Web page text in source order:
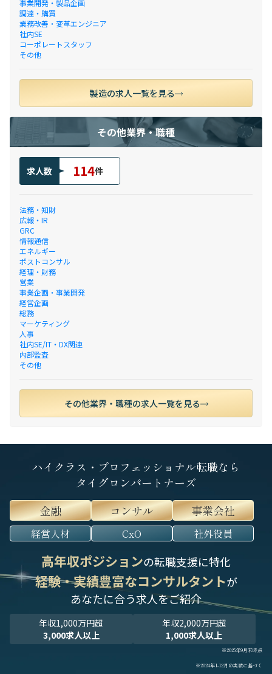
事業開発・製品企画
調達・購買
業務改善・変革エンジニア
社内SE
コーポレートスタッフ
その他
製造の求人一覧を見る
その他業界・職種
求人数 114件
法務・知財
広報・IR
GRC
情報通信
エネルギー
ポストコンサル
経理・財務
営業
事業企画・事業開発
経営企画
総務
マーケティング
人事
社内SE/IT・DX関連
内部監査
その他
その他業界・職種の求人一覧を見る
ハイクラス・プロフェッショナル転職なら
タイグロンパートナーズ
金融
コンサル 事業会社
経営人材 CxO 社外役員
高年収ポジションの転職支援に特化
経験・実績豊富なコンサルタントが
あなたに合う求人をご紹介
年収1,000万円超
3,000求人以上
年収2,000万円超
1,000求人以上
※2025年9月末時点
※2024年1-12月の実績に基づく